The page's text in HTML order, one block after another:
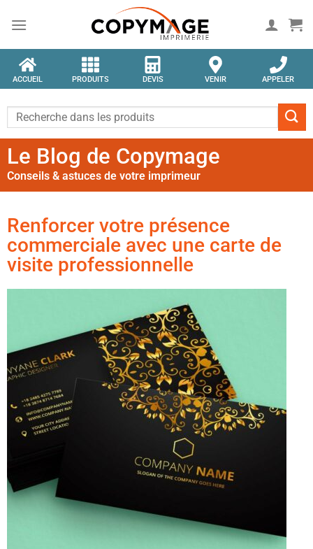
ACCUEIL PRODUITS DEVIS VENIR APPELER
Le Blog de Copymage
Conseils & astuces de votre imprimeur
Renforcer votre présence
commerciale avec une carte de
visite professionnelle